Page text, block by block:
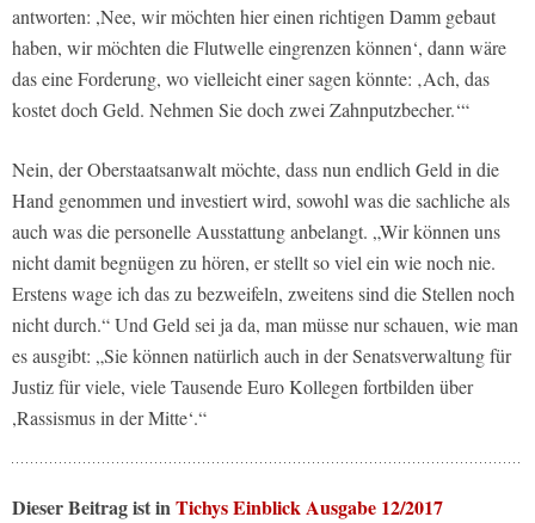
antworten: ,Nee, wir möchten hier einen richtigen Damm gebaut
haben, wir möchten die Flutwelle eingrenzen können‘, dann wäre
das eine Forderung, wo vielleicht einer sagen könnte: ‚Ach, das
kostet doch Geld. Nehmen Sie doch zwei Zahnputzbecher.‘“
Nein, der Oberstaatsanwalt möchte, dass nun endlich Geld in die
Hand genommen und investiert wird, sowohl was die sachliche als
auch was die personelle Ausstattung anbelangt. „Wir können uns
nicht damit begnügen zu hören, er stellt so viel ein wie noch nie.
Erstens wage ich das zu bezweifeln, zweitens sind die Stellen noch
nicht durch.“ Und Geld sei ja da, man müsse nur schauen, wie man
es ausgibt: „Sie können natürlich auch in der Senatsverwaltung für
Justiz für viele, viele Tausende Euro Kollegen fortbilden über
,Rassismus in der Mitte‘.“
Dieser Beitrag ist inTichys Einblick Ausgabe 12/2017